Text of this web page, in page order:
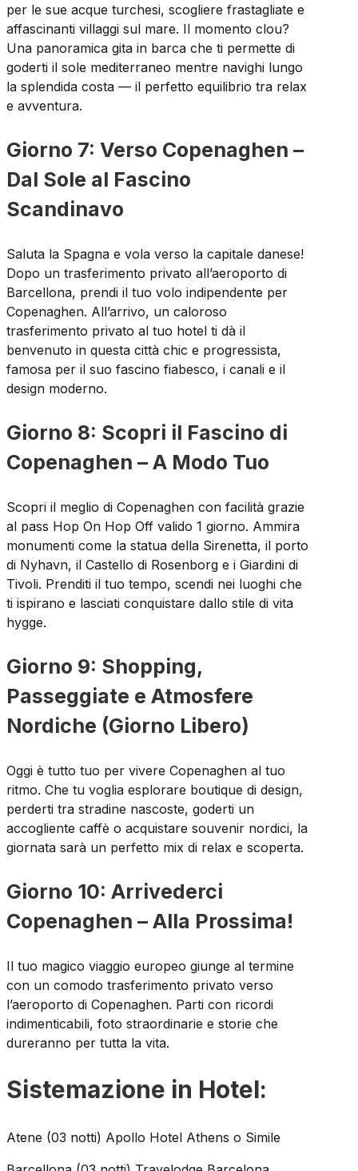
per le sue acque turchesi, scogliere frastagliate e
affascinanti villaggi sul mare. Il momento clou?
Una panoramica gita in barca che ti permette di
goderti il sole mediterraneo mentre navighi lungo
la splendida costa — il perfetto equilibrio tra relax
e avventura.
Giorno 7: Verso Copenaghen –
Dal Sole al Fascino
Scandinavo
Saluta la Spagna e vola verso la capitale danese!
Dopo un trasferimento privato all’aeroporto di
Barcellona, prendi il tuo volo indipendente per
Copenaghen. All’arrivo, un caloroso
trasferimento privato al tuo hotel ti dà il
benvenuto in questa città chic e progressista,
famosa per il suo fascino fiabesco, i canali e il
design moderno.
Giorno 8: Scopri il Fascino di
Copenaghen – A Modo Tuo
Scopri il meglio di Copenaghen con facilità grazie
al pass Hop On Hop Off valido 1 giorno. Ammira
monumenti come la statua della Sirenetta, il porto
di Nyhavn, il Castello di Rosenborg e i Giardini di
Tivoli. Prenditi il tuo tempo, scendi nei luoghi che
ti ispirano e lasciati conquistare dallo stile di vita
hygge.
Giorno 9: Shopping,
Passeggiate e Atmosfere
Nordiche (Giorno Libero)
Oggi è tutto tuo per vivere Copenaghen al tuo
ritmo. Che tu voglia esplorare boutique di design,
perderti tra stradine nascoste, goderti un
accogliente caffè o acquistare souvenir nordici, la
giornata sarà un perfetto mix di relax e scoperta.
Giorno 10: Arrivederci
Copenaghen – Alla Prossima!
Il tuo magico viaggio europeo giunge al termine
con un comodo trasferimento privato verso
l’aeroporto di Copenaghen. Parti con ricordi
indimenticabili, foto straordinarie e storie che
dureranno per tutta la vita.
Sistemazione in Hotel:
Atene (03 notti) Apollo Hotel Athens o Simile